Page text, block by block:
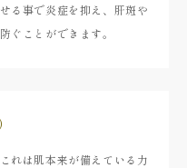
る事で炎症を抑え、肝斑や
ぐことができます。
れは肌本来が備えている力